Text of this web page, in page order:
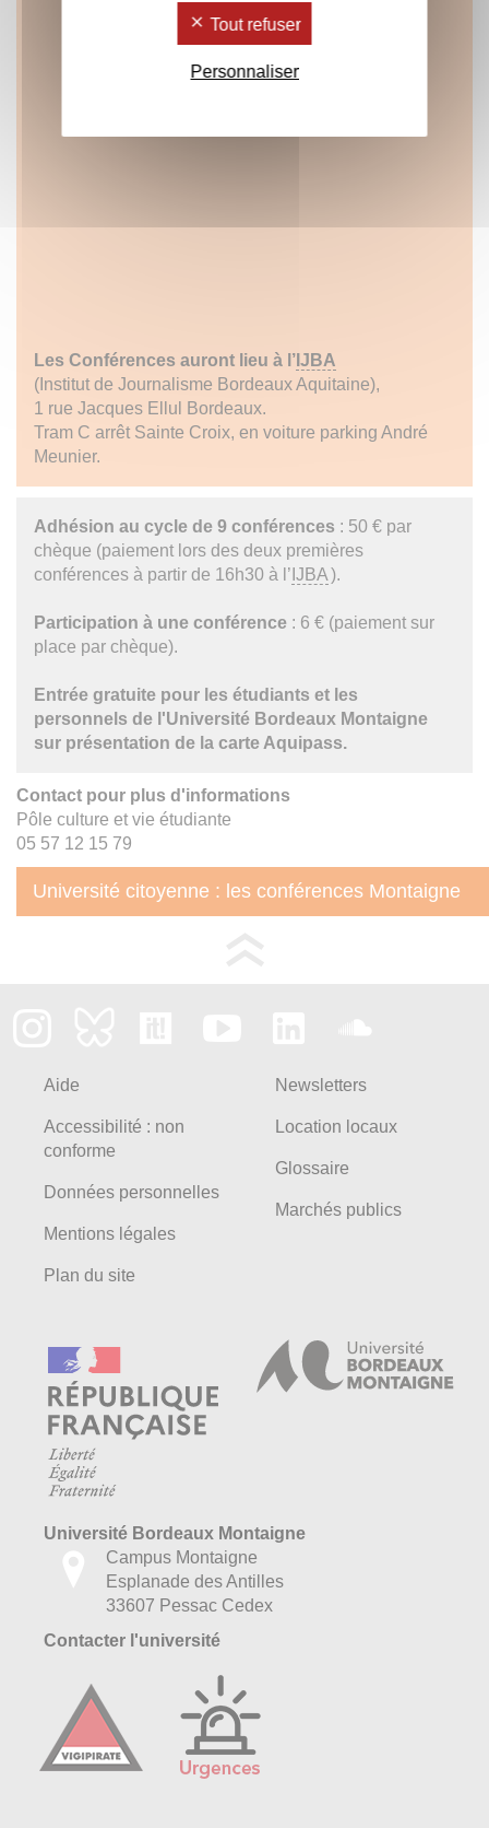
Les Conférences auront lieu à l’ IJBA
(Institut de Journalisme Bordeaux Aquitaine),
1 rue Jacques Ellul Bordeaux.
Tram C arrêt Sainte Croix, en voiture parking André
Meunier.
Adhésion au cycle de 9 conférences : 50 € par
chèque (paiement lors des deux premières
conférences à partir de 16h30 à l’ IJBA).
Participation à une conférence : 6 € (paiement sur
place par chèque).
Entrée gratuite pour les étudiants et les
personnels de l'Université Bordeaux Montaigne
sur présentation de la carte Aquipass.
Contact pour plus d'informations
Pôle culture et vie étudiante
05 57 12 15 79
Université citoyenne : les conférences Montaigne
Aide
Accessibilité : non
conforme
Données personnelles
Mentions légales
Plan du site
Newsletters
Location locaux
Glossaire
Marchés publics
Université Bordeaux Montaigne
Campus Montaigne
Esplanade des Antilles
33607 Pessac Cedex
Contacter l'université
Tout refuser
Personnaliser